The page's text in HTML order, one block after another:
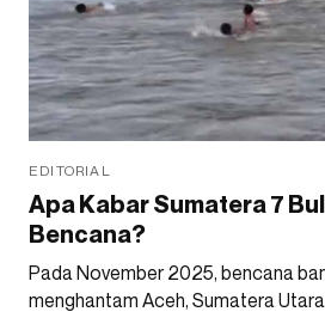
EDITORIAL
Apa Kabar Sumatera 7
Bencana?
Pada November 2025, bencana
menghantam Aceh, Sumatera